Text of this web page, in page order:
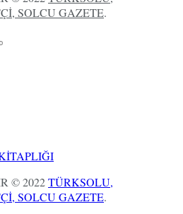
SOLCU GAZETE.
© 2022TÜRKSOLU,
SOLCU GAZETE.